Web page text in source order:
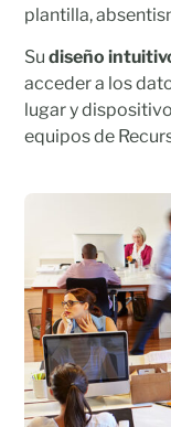
plantilla,
Sudiseño
acceder a los
lugar y
equipos de